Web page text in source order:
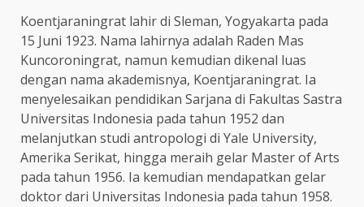
Koentjaraningrat lahir di Sleman, Yogyakarta pada
15 Juni 1923. Nama lahirnya adalah Raden Mas
Kuncoroningrat, namun kemudian dikenal luas
dengan nama akademisnya, Koentjaraningrat. Ia
menyelesaikan pendidikan Sarjana di Fakultas Sastra
Universitas Indonesia pada tahun 1952 dan
melanjutkan studi antropologi di Yale University,
Amerika Serikat, hingga meraih gelar Master of Arts
pada tahun 1956. Ia kemudian mendapatkan gelar
doktor dari Universitas Indonesia pada tahun 1958.